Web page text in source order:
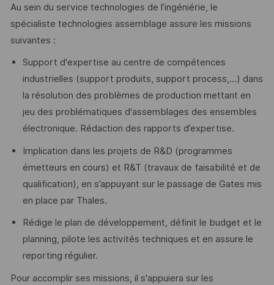
Au sein du service technologies de l’ingéniérie, le
spécialiste technologies assemblage assure les missions
suivantes :
Support d'expertise au centre de compétences
industrielles (support produits, support process,...) dans
la résolution des problèmes de production mettant en
jeu des problématiques d'assemblages des ensembles
électronique. Rédaction des rapports d’expertise.
Implication dans les projets de R&D (programmes
émetteurs en cours) et R&T (travaux de faisabilité et de
qualification), en s’appuyant sur le passage de Gates mis
en place par Thales.
Rédige le plan de développement, définit le budget et le
planning, pilote les activités techniques et en assure le
reporting régulier.
Pour accomplir ses missions, il s'appuiera sur les